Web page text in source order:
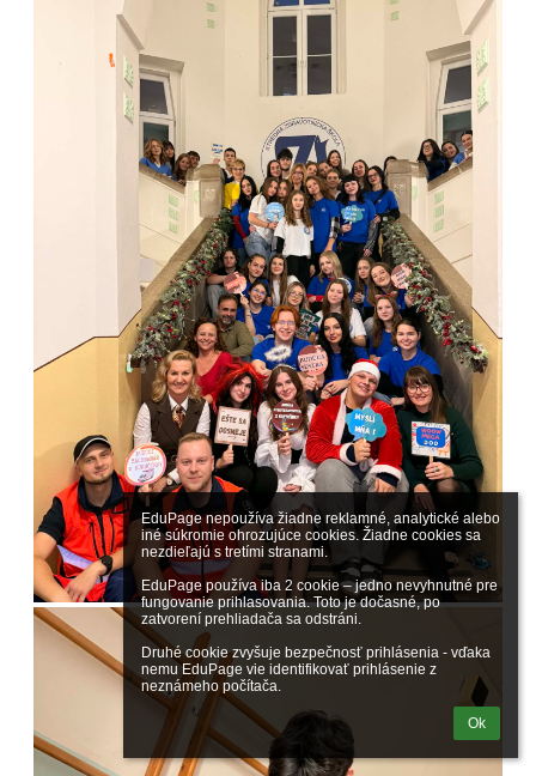
EduPage nepoužíva žiadne reklamné, analytické alebo
iné súkromie ohrozujúce cookies. Žiadne cookies sa
nezdieľajú s tretími stranami.
EduPage používa iba 2 cookie – jedno nevyhnutné pre
fungovanie prihlasovania. Toto je dočasné, po
zatvorení prehliadača sa odstráni.
Druhé cookie zvyšuje bezpečnosť prihlásenia - vďaka
nemu EduPage vie identifikovať prihlásenie z
neznámeho počítača.
Ok